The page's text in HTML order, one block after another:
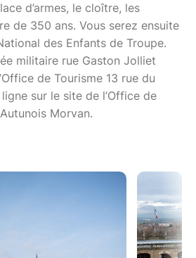
d’armes, le cloître, les
de 350 ans. Vous serez ensuite
des Enfants de Troupe.
militaire rue Gaston Jolliet
de Tourisme 13 rue du
sur le site de l’Office de
Morvan.